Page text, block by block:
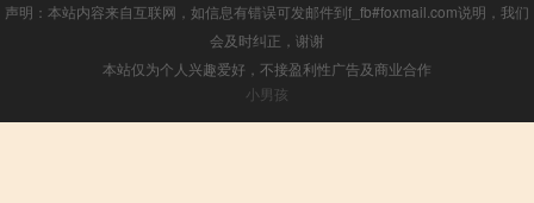
声明：本站内容来自互联网，如信息有错误可发邮件到f_fb#foxmail.com说明，我们
会及时纠正，谢谢
本站仅为个人兴趣爱好，不接盈利性广告及商业合作
小男孩